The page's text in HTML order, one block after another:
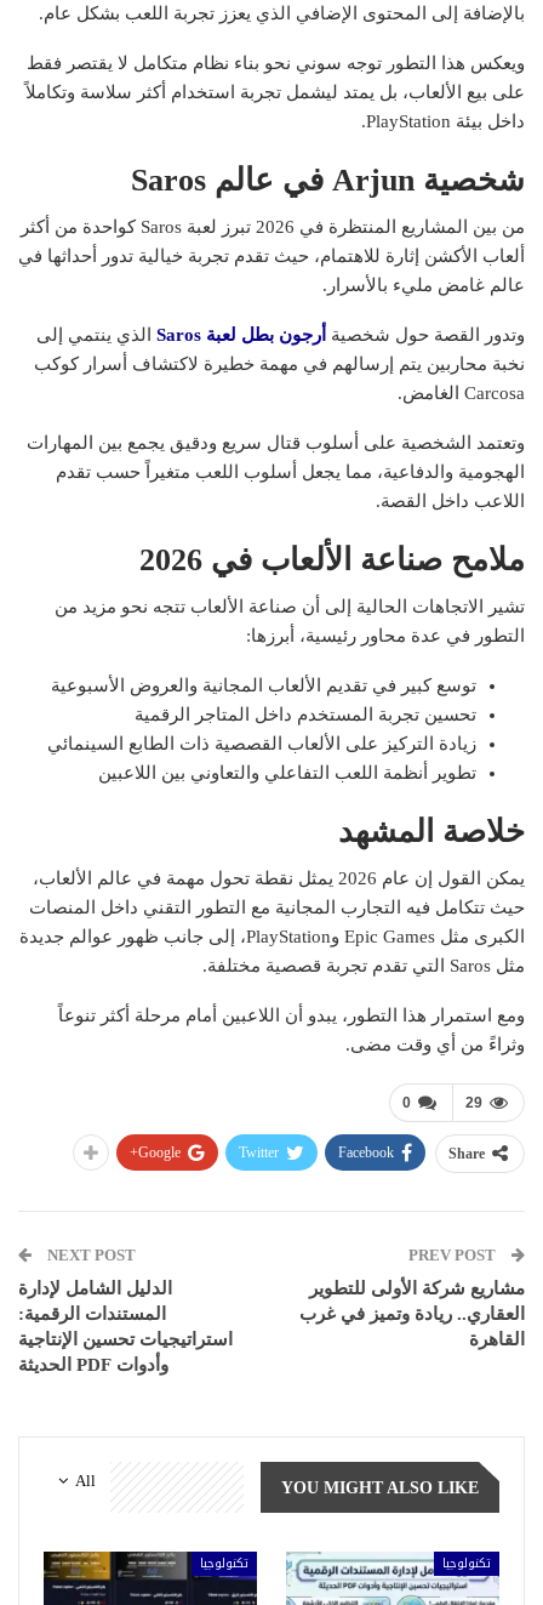
بالإضافة إلى المحتوى الإضافي الذي يعزز تجربة اللعب بشكل عام.
ويعكس هذا التطور توجه سوني نحو بناء نظام متكامل لا يقتصر فقط
على بيع الألعاب، بل يمتد ليشمل تجربة استخدام أكثر سلاسة وتكاملاً
داخل بيئة PlayStation.
شخصية
من بين المشاريع المنتظرة في 2026 تبرز لعبة Saros كواحدة من أكثر
ألعاب الأكشن إثارة للاهتمام، حيث تقدم تجربة خيالية تدور أحداثها في
عالم غامض مليء بالأسرار.
وتدور القصة حول شخصية أرجون بطل لعبة
الذي ينتمي إلى
نخبة محاربين يتم إرسالهم في مهمة خطيرة لاكتشاف أسرار كوكب
Carcosa الغامض.
وتعتمد الشخصية على أسلوب قتال سريع ودقيق يجمع بين المهارات
الهجومية والدفاعية، مما يجعل أسلوب اللعب متغيراً حسب تقدم
اللاعب داخل القصة.
ملامح صناعة الألعاب في 2026
تشير الاتجاهات الحالية إلى أن صناعة الألعاب تتجه نحو مزيد من
التطور في عدة محاور رئيسية، أبرزها:
توسع كبير في تقديم الألعاب المجانية والعروض الأسبوعية
تحسين تجربة المستخدم داخل المتاجر الرقمية
زيادة التركيز على الألعاب القصصية ذات الطابع السينمائي
تطوير أنظمة اللعب التفاعلي والتعاوني بين اللاعبين
خلاصة المشهد
يمكن القول إن عام 2026 يمثل نقطة تحول مهمة في عالم الألعاب،
حيث تتكامل فيه التجارب المجانية مع التطور التقني داخل المنصات
الكبرى مثل Epic Games وPlayStation، إلى جانب ظهور عوالم جديدة
مثل Saros التي تقدم تجربة قصصية مختلفة.
ومع استمرار هذا التطور، يبدو أن اللاعبين أمام مرحلة أكثر تنوعاً
وثراءً من أي وقت مضى.
0 29
Share
Facebook
Twitter
Google+
مشاريع شركة الأولى للتطوير
العقاري.. ريادة وتميز في غرب
القاهرة
NEXT POST
الدليل الشامل لإدارة
المستندات الرقمية:
استراتيجيات تحسين الإنتاجية
وأدوات PDF الحديثة
All YOU MIGHT ALSO LIKE
تكنولوجيا تكنولوجيا